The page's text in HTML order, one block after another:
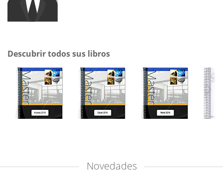
Descubrir todos sus libros
Novedades